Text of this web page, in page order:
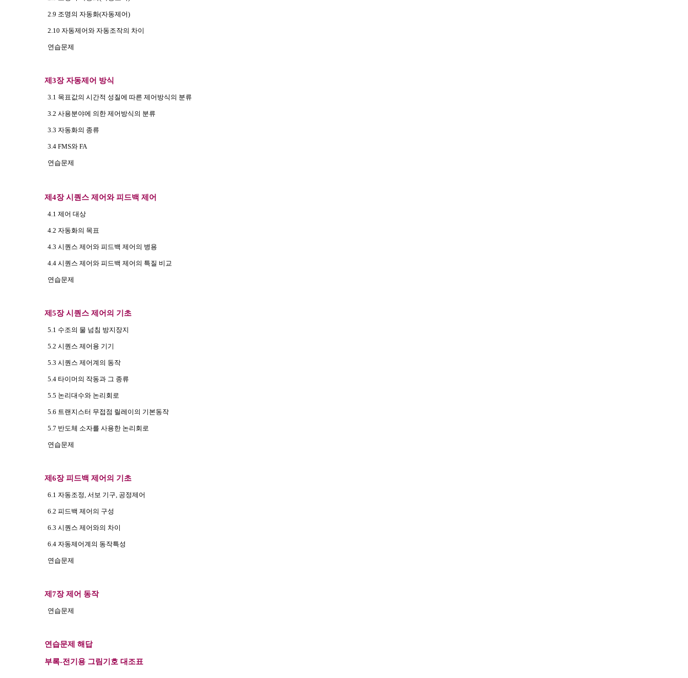
2.9 조명의 자동화(자동제어)
2.10 자동제어와 자동조작의 차이
연습문제
제3장 자동제어 방식
3.1 목표값의 시간적 성질에 따른 제어방식의 분류
3.2 사용분야에 의한 제어방식의 분류
3.3 자동화의 종류
3.4 FMS와 FA
연습문제
제4장 시퀀스 제어와 피드백 제어
4.1 제어 대상
4.2 자동화의 목표
4.3 시퀀스 제어와 피드백 제어의 병용
4.4 시퀀스 제어와 피드백 제어의 특질 비교
연습문제
제5장 시퀀스 제어의 기초
5.1 수조의 물 넘침 방지장지
5.2 시퀀스 제어용 기기
5.3 시퀀스 제어계의 동작
5.4 타이머의 작동과 그 종류
5.5 논리대수와 논리회로
5.6 트랜지스터 무접점 릴레이의 기본동작
5.7 반도체 소자를 사용한 논리회로
연습문제
제6장 피드백 제어의 기초
6.1 자동조정, 서보 기구, 공정제어
6.2 피드백 제어의 구성
6.3 시퀀스 제어와의 차이
6.4 자동제어계의 동작특성
연습문제
제7장 제어 동작
연습문제
연습문제 해답
부록-전기용 그림기호 대조표